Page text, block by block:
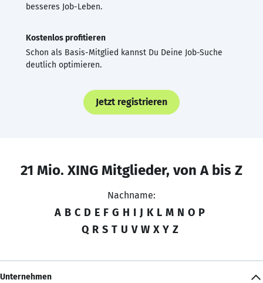
besseres Job-Leben.
Kostenlos profitieren
Schon als Basis-Mitglied kannst Du Deine Job-Suche
deutlich optimieren.
Jetzt registrieren
21 Mio. XING Mitglieder, von A bis Z
Nachname:
A B C D E F G H I J K L M N O P
Q R S T U V W X Y Z
Unternehmen